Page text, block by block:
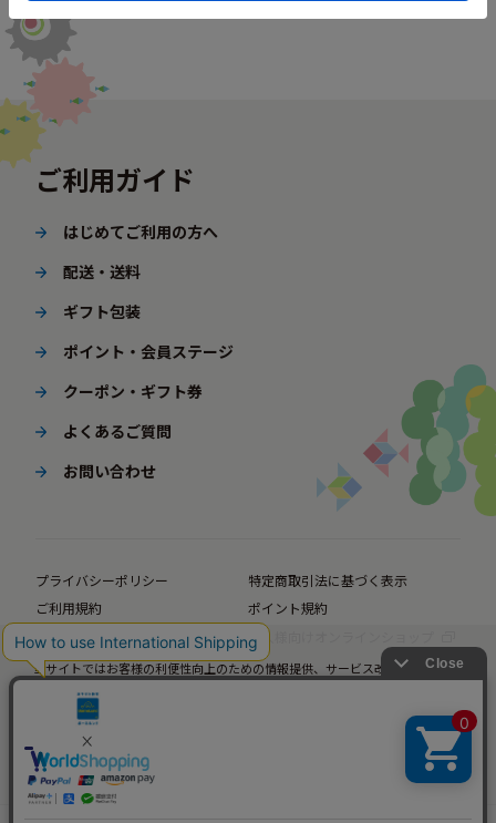
ご利用ガイド
はじめてご利用の方へ
配送・送料
ギフト包装
ポイント・会員ステージ
クーポン・ギフト券
よくあるご質問
お問い合わせ
プライバシーポリシー
特定商取引法に基づく表示
ご利用規約
ポイント規約
企業サイト
法人様向けオンラインショップ
当サイトではお客様の利便性向上のための情報提供、サービス改善のための分
当サイトの閲覧を継続された場合、Cookieの使用にご同意いただいたものとみ
なします。
詳細については